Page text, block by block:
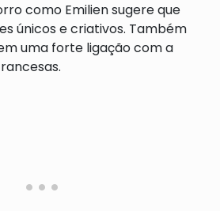
como Emilien sugere que
únicos e criativos. Também
uma forte ligação com a